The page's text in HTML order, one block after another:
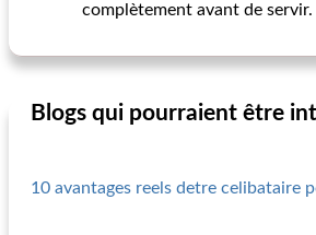
complètement avant de servir.
Blogs qui pourraient être
10 avantages reels detre celibataire